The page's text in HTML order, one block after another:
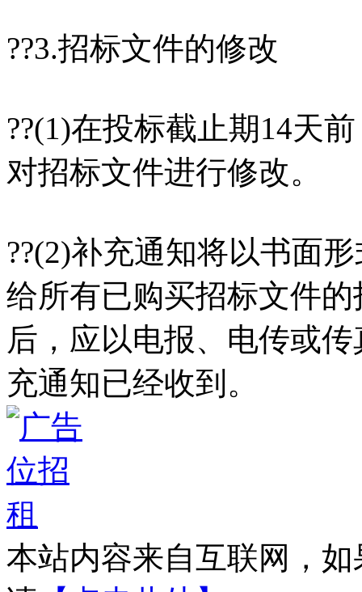
??3.招标文件的修改
??(1)在投标截止期14天
对招标文件进行修改。
??(2)补充通知将以书面
给所有已购买招标文件
后，应以电报、电传或
充通知已经收到。
本站内容来自互联网，